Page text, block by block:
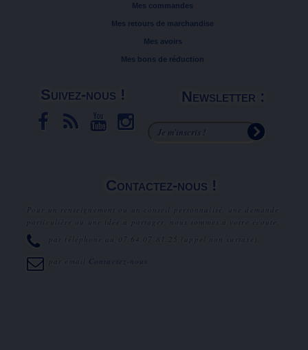
Mes commandes
Mes retours de marchandise
Mes avoirs
Mes bons de réduction
Suivez-nous ! Newsletter :
Contactez-nous !
Pour un renseignement ou un conseil personnalisé, une demande
particulière ou une idée à partager, nous sommes à votre écoute.
par téléphone au
07.64.07.81.25 (appel non surtaxé).
par email Contactez-nous